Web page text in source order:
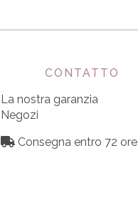
CONTATTO
La nostra garanzia
Negozi
Consegna entro 72 ore